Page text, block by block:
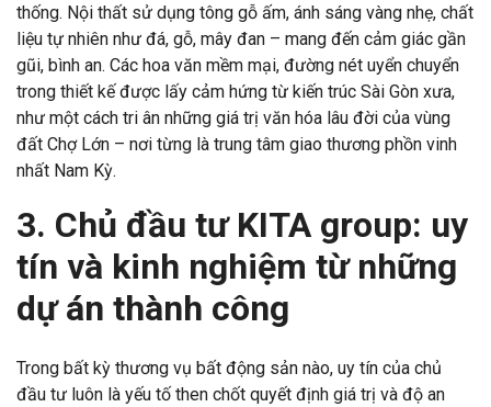
thống. Nội thất sử dụng tông gỗ ấm, ánh sáng vàng nhẹ, chất
liệu tự nhiên như đá, gỗ, mây đan – mang đến cảm giác gần
gũi, bình an. Các hoa văn mềm mại, đường nét uyển chuyển
trong thiết kế được lấy cảm hứng từ kiến trúc Sài Gòn xưa,
như một cách tri ân những giá trị văn hóa lâu đời của vùng
đất Chợ Lớn – nơi từng là trung tâm giao thương phồn vinh
nhất Nam Kỳ.
3. Chủ đầu tư KITA group: uy
tín và kinh nghiệm từ những
dự án thành công
Trong bất kỳ thương vụ bất động sản nào, uy tín của chủ
đầu tư luôn là yếu tố then chốt quyết định giá trị và độ an